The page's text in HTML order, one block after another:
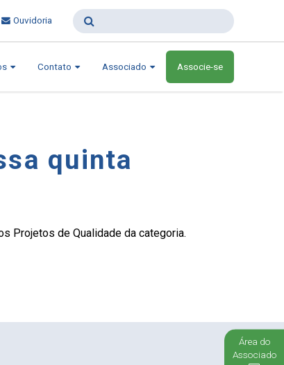
Área do
Associado
Ouvidoria
Contato Associado Associe-se
quinta
Projetos de Qualidade da categoria.